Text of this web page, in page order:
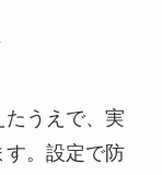
たうえで、実
す。設定で防